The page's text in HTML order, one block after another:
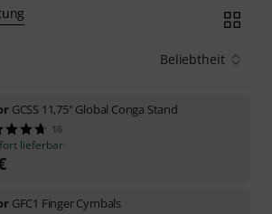
Beliebtheit
GCSS 11,75" Global Conga Stand
16
lieferbar
GFC1 Finger Cymbals